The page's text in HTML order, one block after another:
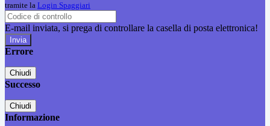
tramite la Login Spaggiari
E-mail inviata, si prega di controllare la casella di posta elettronica!
Errore
Chiudi
Successo
Chiudi
Informazione